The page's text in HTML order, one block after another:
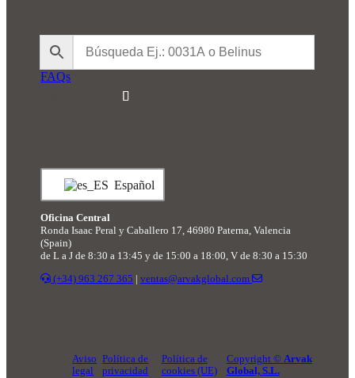
FAQs
Español
Oficina Central
Ronda Isaac Peral y Caballero 17, 46980 Paterna, Valencia
(Spain)
de L a J de 8:30 a 13:45 y de 15:00 a 18:00, V de 8:30 a 15:30
(+34) 963 267 365 |ventas@arvakglobal.com
Aviso
legal
Política de
privacidad
Política de
cookies (UE)
Copyright © Arvak
Global, S.L.